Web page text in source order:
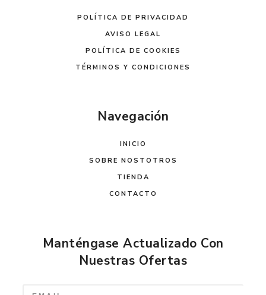
POLÍTICA DE PRIVACIDAD
AVISO LEGAL
POLÍTICA DE COOKIES
TÉRMINOS Y CONDICIONES
Navegación
INICIO
SOBRE NOSTOTROS
TIENDA
CONTACTO
Manténgase Actualizado Con
Nuestras Ofertas